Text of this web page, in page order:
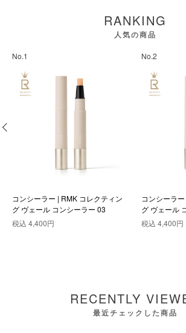
RANKING
人気の商品
No.1
コンシーラー | RMK コレクティン
グ ヴェール コンシーラー 03
税込 4,400円
No.2
コンシーラ
グ ヴェール
税込 4,400円
RECENTLY
最近チェックした商品